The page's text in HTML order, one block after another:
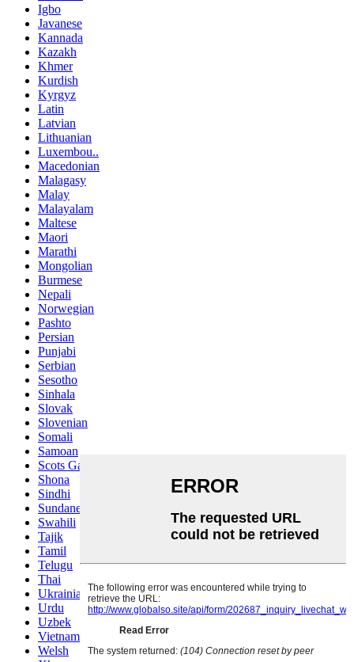
Igbo
Javanese
Kannada
Kazakh
Khmer
Kurdish
Kyrgyz
Latin
Latvian
Lithuanian
Luxembou..
Macedonian
Malagasy
Malay
Malayalam
Maltese
Maori
Marathi
Mongolian
Burmese
Nepali
Norwegian
Pashto
Persian
Punjabi
Serbian
Sesotho
Sinhala
Slovak
Slovenian
Somali
Samoan
Scots Gaelic
Shona
Sindhi
Sundanese
Swahili
Tajik
Tamil
Telugu
Thai
Ukrainian
Urdu
Uzbek
Vietnamese
Welsh